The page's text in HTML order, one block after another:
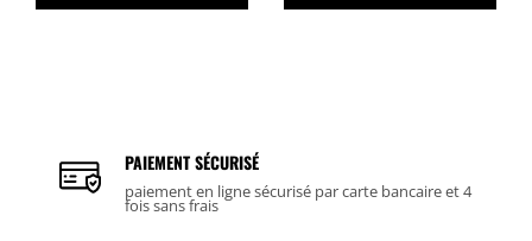
PAIEMENT SÉCURISÉ
paiement en ligne sécurisé par carte bancaire et 4
fois sans frais